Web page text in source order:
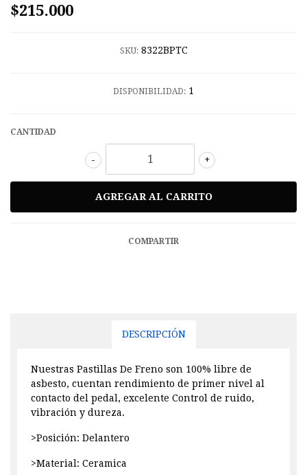
$215.000
SKU: 8322BPTC
DISPONIBILIDAD: 1
CANTIDAD
+
-
COMPARTIR
DESCRIPCIÓN
Nuestras Pastillas De Freno son 100% libre de
asbesto, cuentan rendimiento de primer nivel al
contacto del pedal, excelente Control de ruido,
vibración y dureza.
>Posición: Delantero
>Material: Ceramica